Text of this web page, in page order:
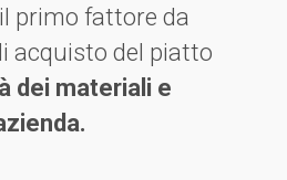
primo fattore da
acquisto del piatto
dei materiali e